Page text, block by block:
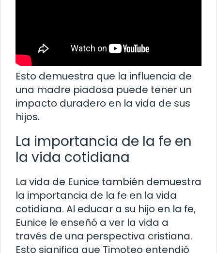
Esto demuestra que la influencia de
una madre piadosa puede tener un
impacto duradero en la vida de sus
hijos.
La importancia de la fe en
la vida cotidiana
La vida de Eunice también demuestra
la importancia de la fe en la vida
cotidiana. Al educar a su hijo en la fe,
Eunice le enseñó a ver la vida a
través de una perspectiva cristiana.
Esto significa que Timoteo entendió